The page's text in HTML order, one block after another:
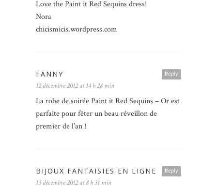
Love the Paint it Red Sequins dress!
Nora
chicismicis.wordpress.com
Reply
FANNY
12 décembre 2012 at 14 h 28 min
La robe de soirée Paint it Red Sequins – Or est
parfaite pour fêter un beau réveillon de
premier de l’an !
Reply
BIJOUX FANTAISIES EN LIGNE
13 décembre 2012 at 8 h 31 min